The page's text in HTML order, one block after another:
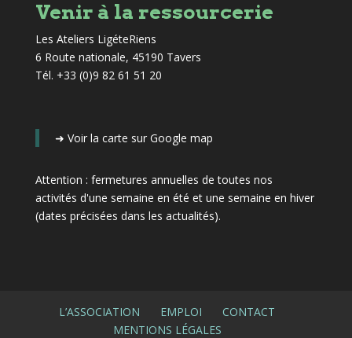
Venir à la ressourcerie
Les Ateliers LigéteRiens
6 Route nationale, 45190 Tavers
Tél. +33 (0)9 82 61 51 20
➜ Voir la carte sur Google map
Attention : fermetures annuelles de toutes nos
activités d'une semaine en été et une semaine en hiver
(dates précisées dans les actualités).
L’ASSOCIATION EMPLOI
CONTACT
MENTIONS LÉGALES